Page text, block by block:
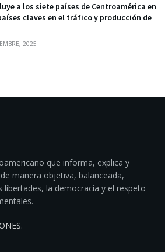
a los siete países de Centroamérica en
claves en el tráfico y producción de
2025
que informa, explica y
manera objetiva, balanceada,
la democracia y el respeto
.